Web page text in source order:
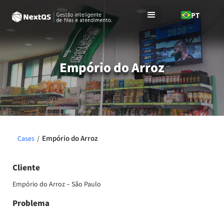
PT
Empório do Arroz
Cases / Empório do Arroz
Cliente
Empório do Arroz – São Paulo
Problema